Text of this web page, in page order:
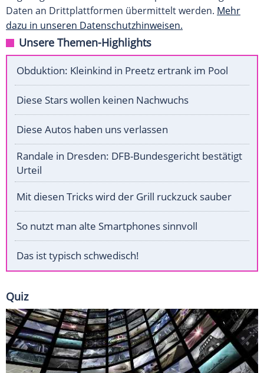
Daten an Drittplattformen übermittelt werden. Mehr
dazu in unseren Datenschutzhinweisen.
Unsere Themen-Highlights
Obduktion: Kleinkind in Preetz ertrank im Pool
Diese Stars wollen keinen Nachwuchs
Diese Autos haben uns verlassen
Randale in Dresden: DFB-Bundesgericht bestätigt
Urteil
Mit diesen Tricks wird der Grill ruckzuck sauber
So nutzt man alte Smartphones sinnvoll
Das ist typisch schwedisch!
Quiz